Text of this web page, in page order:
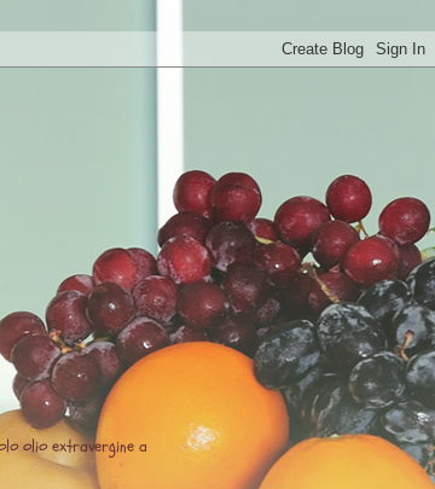
olio extravergine a